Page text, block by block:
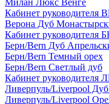
Милан Люкс Венге
Кабинет руководителя
Верона Дуб
Кабинет руководителя
Берн/Bern Дуб
Берн/Bern Темный орех
Берн/Bern Светлый дуб
Кабинет
Ливерпуль/Liverpool
Ливерпуль/Liverpool